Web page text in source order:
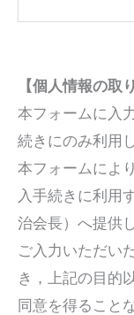
【個人情報の取
本フォームに入
続きにのみ利用
本フォームによ
入手続きに利用
治会長）へ提供
ご入力いただい
き，上記の目的
同意を得ること